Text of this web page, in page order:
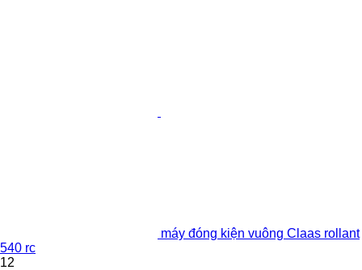
máy đóng kiện vuông Claas rollant
540 rc
12